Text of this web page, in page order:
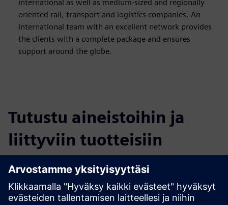
international as well as medium-sized and regionally
oriented rail, transport and logistics companies. An
international team with an excellent network provides
the clients with a complete package and ensures
support around the globe.
Tutustu aineistoihin ja
liittyviin tuotteisiin
Lisätietoja ja aineistoja
More information